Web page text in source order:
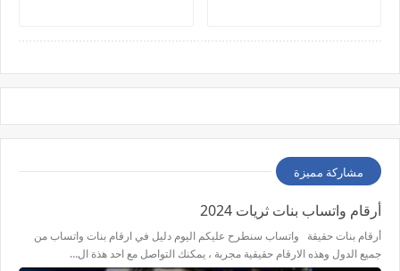
مشاركة مميزة
أرقام واتساب بنات ثريات 2024
أرقام بنات حقيقة واتساب سنطرح عليكم اليوم دليل في ارقام بنات واتساب من
جميع الدول وهذه الارقام حقيقية مجربة ، يمكنك التواصل مع احد هذة ال…